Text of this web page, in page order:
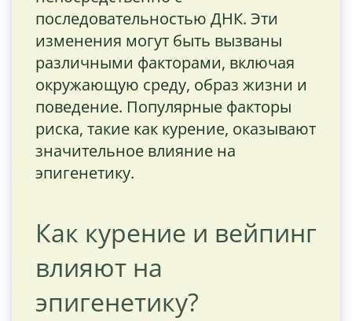
последовательностью ДНК. Эти
изменения могут быть вызваны
различными факторами, включая
окружающую среду, образ жизни и
поведение. Популярные факторы
риска, такие как курение, оказывают
значительное влияние на
эпигенетику.
Как курение и вейпинг
влияют на
эпигенетику?